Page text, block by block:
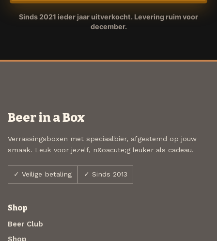
Sinds 2021 ieder jaar uitverkocht. Levering ruim voor
december.
Beer in a Box
Verrassingsboxen met speciaalbier, afgestemd op jouw
smaak. Leuk voor jezelf, n&oacute;g leuker als cadeau.
✓ Veilige betaling ✓ Sinds 2013
Shop
Beer Club
Shop